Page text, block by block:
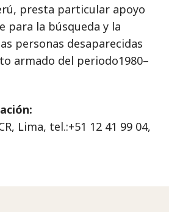
presta particular apoyo
para la búsqueda y la
personas desaparecidas
armado del periodo1980–
Lima, tel.:+51 12 41 99 04,